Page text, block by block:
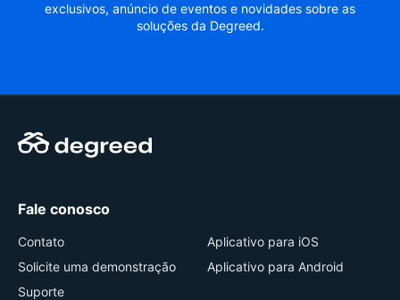
exclusivos, anúncio de eventos e novidades sobre as
soluções da Degreed.
Fale conosco
Contato
Solicite uma demonstração
Suporte
Aplicativo para iOS
Aplicativo para Android